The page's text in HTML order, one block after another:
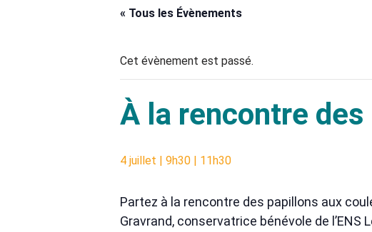
« Tous les Évènements
Cet évènement est passé.
À la rencontre
4 juillet | 9h30 | 11h30
Partez à la rencontre des papillons aux
Gravrand, conservatrice bénévole de